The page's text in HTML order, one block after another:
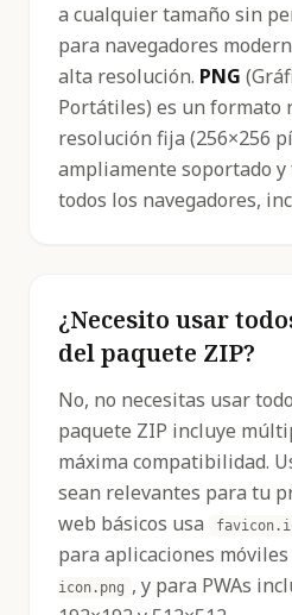
a cualquier tamaño sin
para navegadores
alta resolución. PNG
Portátiles) es un formato
resolución fija (256×256
ampliamente soportado
todos los navegadores,
¿Necesito usar
del paquete ZIP?
No, no necesitas usar
paquete ZIP incluye
máxima compatibilidad.
sean relevantes para tu
web básicos usa
para aplicaciones
icon.png , y para PWAs